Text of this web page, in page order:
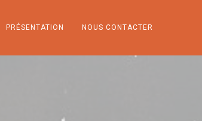
PRÉSENTATION NOUS CONTACTER